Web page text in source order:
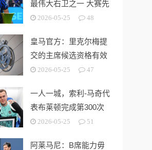
最伟大右卫之一 大赛先
生能否比肩巴萨传奇
2026-05-25 48
皇马官方：里克尔梅提
交的主席候选资格有效
2026-05-25 47
一人一城，索利-马奇代
表布莱顿完成第300次
出场
2026-05-25 51
阿莱马尼：B席能力毋